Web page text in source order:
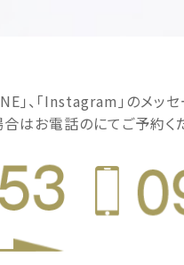
｣、｢Instagram｣のメッセ
はお電話のにてご予約く